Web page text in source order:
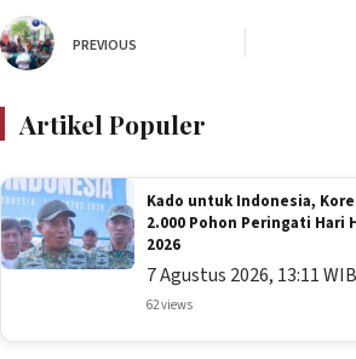
PREVIOUS
Artikel Populer
Kado untuk Indonesia,
2.000 Pohon Peringati Hari
2026
7 Agustus 2026, 13:11 WIB
62 views